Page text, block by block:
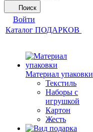
Поиск
Войти
Каталог ПОДАРКОВ
Материал упаковки
Текстиль
Наборы с
игрушкой
Картон
Жесть